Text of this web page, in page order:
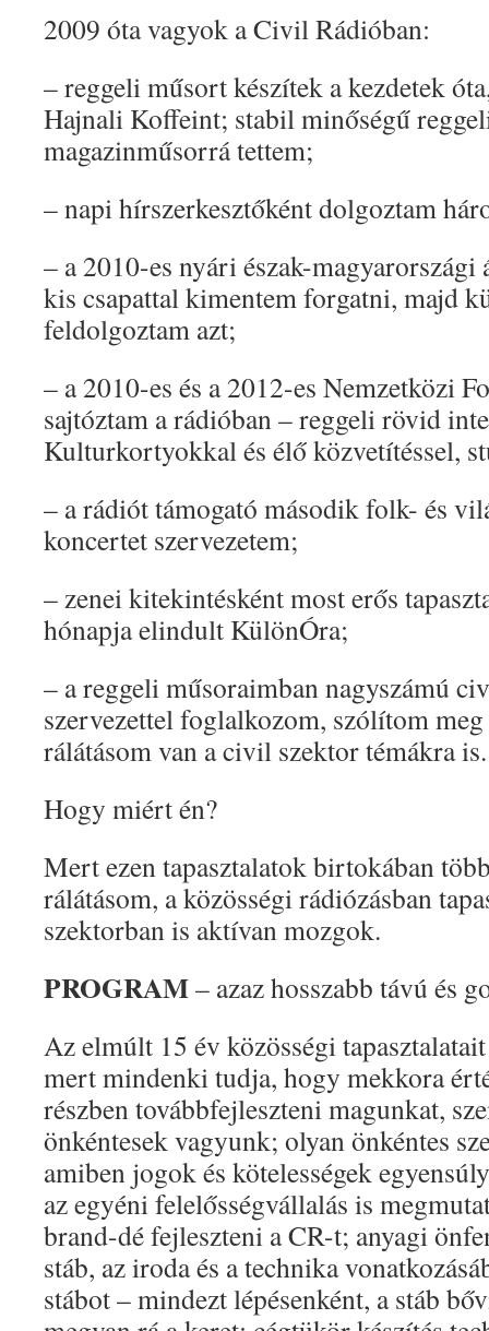
2009 óta vagyok a Civil Rádióban:
– reggeli műsort készítek a kezdetek
Hajnali Koffeint; stabil minőségű
magazinműsorrá tettem;
– napi hírszerkesztőként dolgoztam
– a 2010-es nyári észak-
kis csapattal kimentem forgatni, majd
feldolgoztam azt;
– a 2010-es és a 2012-es Nemzetközi
sajtóztam a rádióban – reggeli rövid
Kulturkortyokkal és élő közvetítéssel,
– a rádiót támogató második folk- és
koncertet szervezetem;
– zenei kitekintésként most erős
hónapja elindult KülönÓra;
– a reggeli műsoraimban nagyszámú
szervezettel foglalkozom, szólítom
rálátásom van a civil szektor témákra is.
Hogy miért én?
Mert ezen tapasztalatok birtokában
rálátásom, a közösségi rádiózásban
szektorban is aktívan mozgok.
PROGRAM– azaz hosszabb távú és
Az elmúlt 15 év közösségi
mert mindenki tudja, hogy mekkora
részben továbbfejleszteni magunkat,
önkéntesek vagyunk; olyan önkéntes
amiben jogok és kötelességek
az egyéni felelősségvállalás is
brand-dé fejleszteni a CR-t; anyagi
stáb, az iroda és a technika
stábot – mindezt lépésenként, a stáb